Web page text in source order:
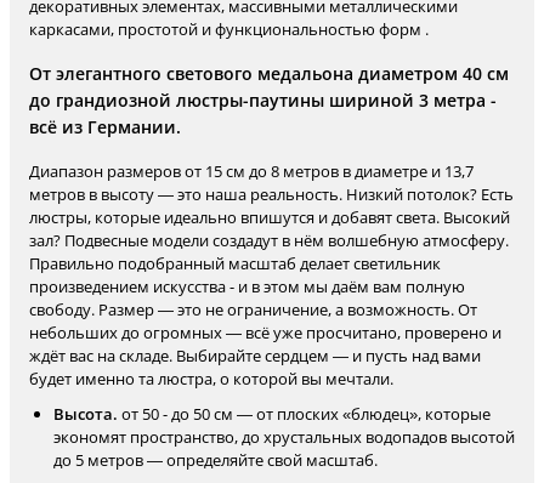
декоративных элементах, массивными металлическими
каркасами, простотой и функциональностью форм .
От элегантного светового медальона диаметром 40 см
до грандиозной люстры-паутины шириной 3 метра -
всё из Германии.
Диапазон размеров от 15 см до 8 метров в диаметре и 13,7
метров в высоту — это наша реальность. Низкий потолок? Есть
люстры, которые идеально впишутся и добавят света. Высокий
зал? Подвесные модели создадут в нём волшебную атмосферу.
Правильно подобранный масштаб делает светильник
произведением искусства - и в этом мы даём вам полную
свободу. Размер — это не ограничение, а возможность. От
небольших до огромных — всё уже просчитано, проверено и
ждёт вас на складе. Выбирайте сердцем — и пусть над вами
будет именно та люстра, о которой вы мечтали.
Высота. от 50 - до 50 см — от плоских «блюдец», которые
экономят пространство, до хрустальных водопадов высотой
до 5 метров — определяйте свой масштаб.